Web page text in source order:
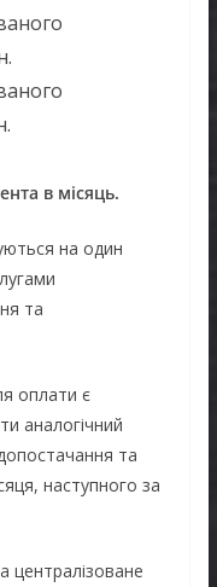
в місяць.
на один
та
оплати є
аналогічний
та
наступного за